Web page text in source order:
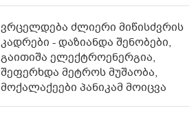
ვრცელდება ძლიერი მიწისძვრის
კადრები - დაზიანდა შენობები,
გაითიშა ელექტროენერგია,
შეფერხდა მეტროს მუშაობა,
მოქალაქეები პანიკამ მოიცვა